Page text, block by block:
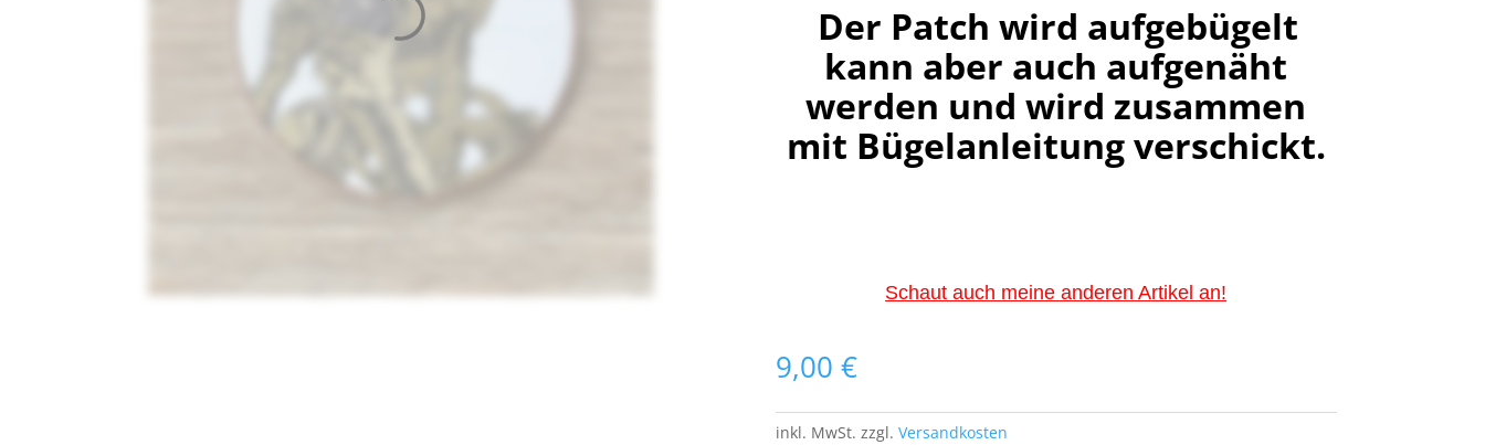
Der Patch wird aufgebügelt
kann aber auch aufgenäht
werden und wird zusammen
mit Bügelanleitung verschickt.
Schaut auch meine anderen Artikel an!
9,00 €
inkl. MwSt. zzgl. Versandkosten